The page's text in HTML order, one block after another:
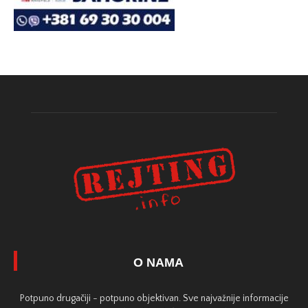
O NAMA
Potpuno drugačiji - potpuno objektivan. Sve najvažnije informacije